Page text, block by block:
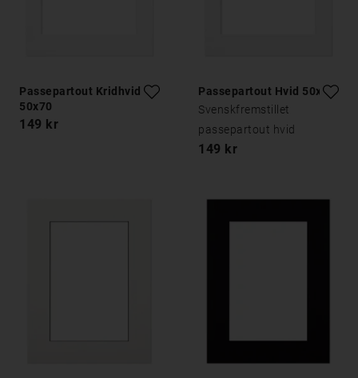
Passepartout Kridhvid
50x70
149 kr
Passepartout Hvid 50x70
Svenskfremstillet
passepartout hvid
149 kr